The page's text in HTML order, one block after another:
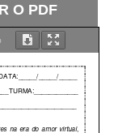
O PDF